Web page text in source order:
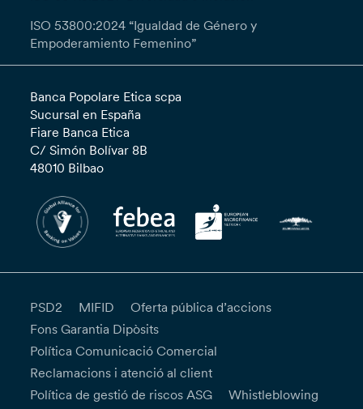
ISO 53800:2024 “Igualdad de Género y
Empoderamiento Femenino”
Banca Popolare Etica scpa
Sucursal en España
Fiare Banca Etica
C/ Simón Bolívar 8B
48010 Bilbao
PSD2 MIFID
Oferta pública d’accions
Fons Garantia Dipòsits
Política Comunicació Comercial
Reclamacions i atenció al client
Política de gestió de riscos ASG
Whistleblowing